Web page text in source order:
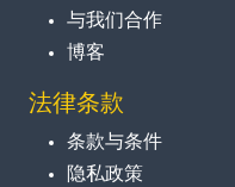
与我们合作
博客
法律条款
条款与条件
隐私政策